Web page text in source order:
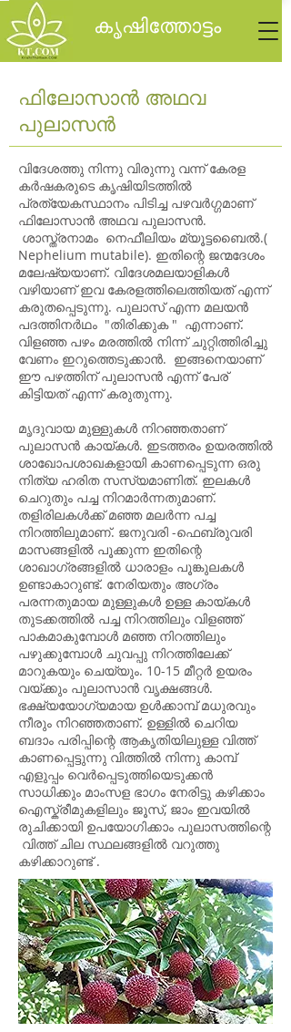
കൃഷിത്തോട്ടം
ഫിലോസാൻ അഥവ
പുലാസൻ
വിദേശത്തു നിന്നു വിരുന്നു വന്ന് കേരള
കർഷകരുടെ കൃഷിയിടത്തിൽ
പ്രത്യേകസ്ഥാനം പിടിച്ച പഴവർഗ്ഗമാണ്
ഫിലോസാൻ അഥവ പുലാസൻ.
ശാസ്ത്രനാമം നെഫീലിയം മ്യൂട്ടബൈൽ.(
Nephelium mutabile). ഇതിന്റെ ജന്മദേശം
മലേഷ്യയാണ്. വിദേശമലയാളികൾ
വഴിയാണ് ഇവ കേരളത്തിലെത്തിയത് എന്ന്
കരുതപ്പെടുന്നു. പുലാസ്‌ എന്ന മലയന്‍
പദത്തിനര്‍ഥം "തിരിക്കുക " എന്നാണ്‌.
വിളഞ്ഞ പഴം മരത്തില്‍ നിന്ന്‌ ചുറ്റിത്തിരിച്ചു
വേണം ഇറുത്തെടുക്കാന്‍. ഇങ്ങനെയാണ്‌
ഈ പഴത്തിന്‌ പുലാസന്‍ എന്ന്‌ പേര്‌
കിട്ടിയത്‌ എന്ന് കരുതുന്നു.
മൃദുവായ മുള്ളുകൾ നിറഞ്ഞതാണ്
പുലാസൻ കായ്കൾ. ഇടത്തരം ഉയരത്തിൽ
ശാഖോപശാഖകളായി കാണപ്പെടുന്ന ഒരു
നിത്യ ഹരിത സസ്യമാണിത്. ഇലകൾ
ചെറുതും പച്ച നിറമാർന്നതുമാണ്.
തളിരിലകൾക്ക് മഞ്ഞ മലർന്ന പച്ച
നിറത്തിലുമാണ്. ജനുവരി -ഫെബ്രുവരി
മാസങ്ങളിൽ പൂക്കുന്ന ഇതിന്റെ
ശാഖാഗ്രങ്ങളിൽ ധാരാളം പൂങ്കുലകൾ
ഉണ്ടാകാറുണ്ട്. നേരിയതും അഗ്രം
പരന്നതുമായ മുള്ളുകൾ ഉള്ള കായ്കൾ
തുടക്കത്തിൽ പച്ച നിറത്തിലും വിളഞ്ഞ്
പാകമാകുമ്പോൾ മഞ്ഞ നിറത്തിലും
പഴുക്കുമ്പോൾ ചുവപ്പു നിറത്തിലേക്ക്
മാറുകയും ചെയ്യും. 10-15 മീറ്റര്‍ ഉയരം
വയ്‌ക്കും പുലാസാൻ വൃക്ഷങ്ങൾ.
ഭക്ഷ്യയോഗ്യമായ ഉൾക്കാമ്പ് മധുരവും
നീരും നിറഞ്ഞതാണ്. ഉള്ളിൽ ചെറിയ
ബദാം പരിപ്പിന്റെ ആകൃതിയിലുള്ള വിത്ത്
കാണപ്പെട്ടുന്നു വിത്തിൽ നിന്നു കാമ്പ്
എളുപ്പം വെർപ്പെടുത്തിയെടുക്കൻ
സാധിക്കും മാംസള ഭാഗം നേരിട്ടു കഴിക്കാം
ഐസ്ക്രീമുകളിലും ജൂസ്, ജാം ഇവയിൽ
രുചിക്കായി ഉപയോഗിക്കാം പുലാസത്തിന്റെ
വിത്ത് ചില സ്ഥലങ്ങളിൽ വറുത്തു
കഴിക്കാറുണ്ട് .